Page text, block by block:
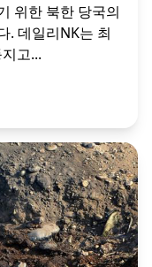
위한 북한 당국의
. 데일리NK는 최
고...